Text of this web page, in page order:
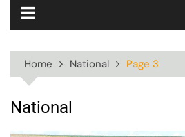
Home National Page 3
National